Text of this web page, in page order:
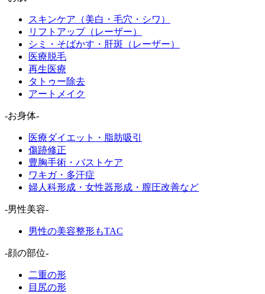
スキンケア（美白・毛穴・シワ）
リフトアップ（レーザー）
シミ・そばかす・肝斑（レーザー）
医療脱毛
再生医療
タトゥー除去
アートメイク
-お身体-
医療ダイエット・脂肪吸引
傷跡修正
豊胸手術・バストケア
ワキガ・多汗症
婦人科形成・女性器形成・膣圧改善など
-男性美容-
男性の美容整形もTAC
-顔の部位-
二重の形
目尻の形